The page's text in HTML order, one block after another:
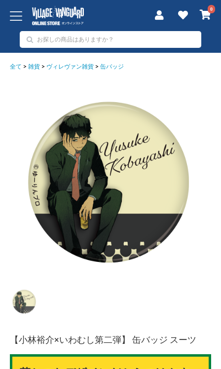
0
全て > 雑貨 > ヴィレヴァン雑貨 > 缶バッジ
【小林裕介×いわむし第二弾】 缶バッジ スーツ